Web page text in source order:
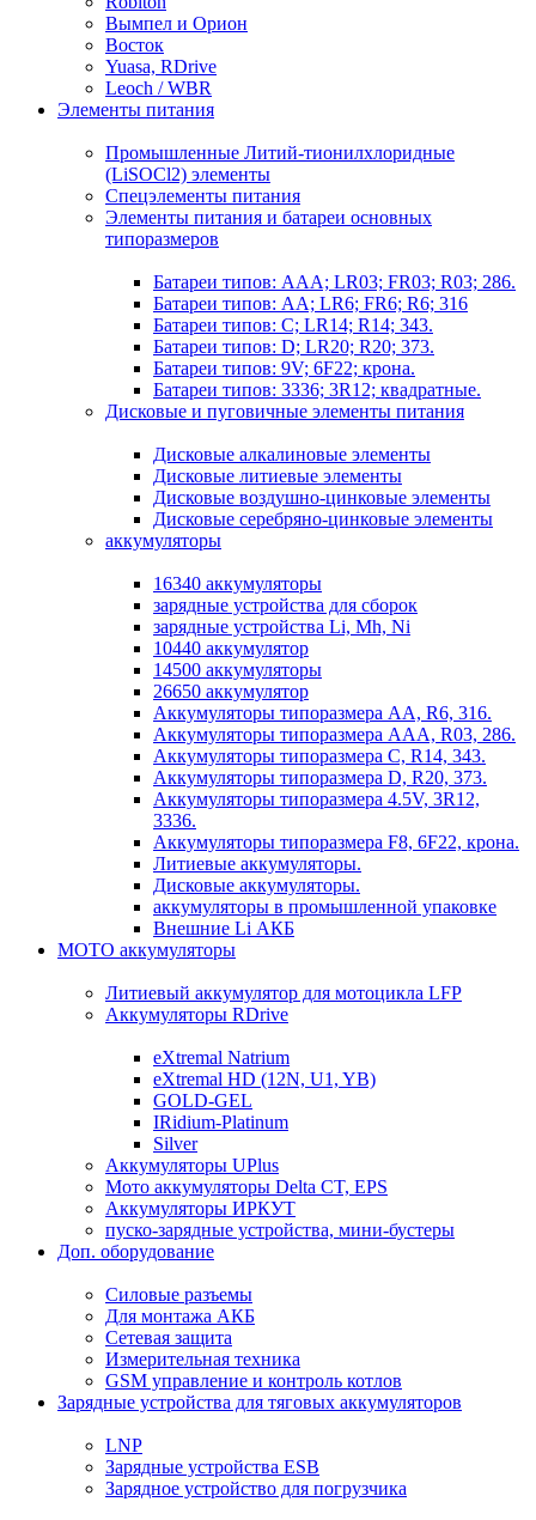
Вымпел и Орион
Восток
Yuasa, RDrive
Leoch / WBR
Элементы питания
Промышленные Литий-тионилхлоридные
(LiSOCl2) элементы
Спецэлементы питания
Элементы питания и батареи основных
типоразмеров
Батареи типов: AAA; LR03; FR03; R03; 286.
Батареи типов: AA; LR6; FR6; R6; 316
Батареи типов: C; LR14; R14; 343.
Батареи типов: D; LR20; R20; 373.
Батареи типов: 9V; 6F22; крона.
Батареи типов: 3336; 3R12; квадратные.
Дисковые и пуговичные элементы питания
Дисковые алкалиновые элементы
Дисковые литиевые элементы
Дисковые воздушно-цинковые элементы
Дисковые серебряно-цинковые элементы
аккумуляторы
16340 аккумуляторы
зарядные устройства для сборок
зарядные устройства Li, Mh, Ni
10440 аккумулятор
14500 аккумуляторы
26650 аккумулятор
Аккумуляторы типоразмера АА, R6, 316.
Аккумуляторы типоразмера ААА, R03, 286.
Аккумуляторы типоразмера С, R14, 343.
Аккумуляторы типоразмера D, R20, 373.
Аккумуляторы типоразмера 4.5V, 3R12,
3336.
Аккумуляторы типоразмера F8, 6F22, крона.
Литиевые аккумуляторы.
Дисковые аккумуляторы.
аккумуляторы в промышленной упаковке
Внешние Li АКБ
МОТО аккумуляторы
Литиевый аккумулятор для мотоцикла LFP
Аккумуляторы RDrive
eXtremal Natrium
eXtremal HD (12N, U1, YB)
GOLD-GEL
IRidium-Platinum
Silver
Аккумуляторы UPlus
Мото аккумуляторы Delta CT, EPS
Аккумуляторы ИРКУТ
пуско-зарядные устройства, мини-бустеры
Доп. оборудование
Силовые разъемы
Для монтажа АКБ
Сетевая защита
Измерительная техника
GSM управление и контроль котлов
Зарядные устройства для тяговых аккумуляторов
LNP
Зарядные устройства ESB
Зарядное устройство для погрузчика